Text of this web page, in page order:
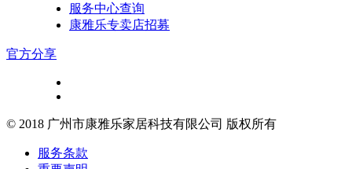
服务中心查询
康雅乐专卖店招募
官方分享
© 2018 广州市康雅乐家居科技有限公司 版权所有
服务条款